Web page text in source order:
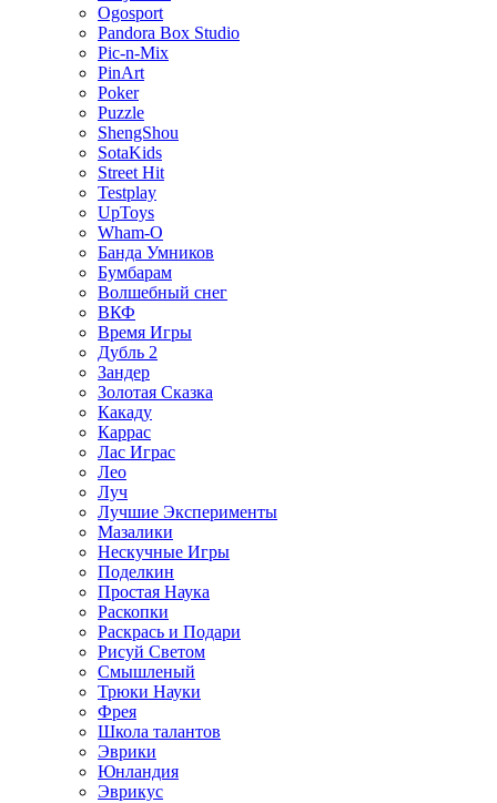
Ogosport
Pandora Box Studio
Pic-n-Mix
PinArt
Poker
Puzzle
ShengShou
SotaKids
Street Hit
Testplay
UpToys
Wham-O
Банда Умников
Бумбарам
Волшебный снег
ВКФ
Время Игры
Дубль 2
Зандер
Золотая Сказка
Какаду
Каррас
Лас Играс
Лео
Луч
Лучшие Эксперименты
Мазалики
Нескучные Игры
Поделкин
Простая Наука
Раскопки
Раскрась и Подари
Рисуй Светом
Смышленый
Трюки Науки
Фрея
Школа талантов
Эврики
Юнландия
Эврикус